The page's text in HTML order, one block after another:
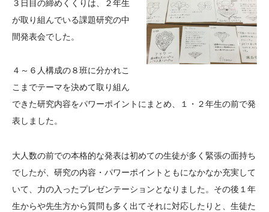
３日目の締めくくりは、２年生
が取り組んでいる課題研究の中
間発表会でした。
４～６人構成の８班に分かれこ
こまでテーマを決めて取り組ん
できた研究内容をパワーポイントにまとめ、１・２年生の前で発
表しました。
大人数の前での本格的な発表は初めての生徒が多く緊張の面持ち
でしたが、研究の内容・パワーポイントともになかなか充実して
いて、力の入ったプレゼンテーションとなりました。その後１年
生からや先生方から質問も多く出てそれに対応したりと、生徒た